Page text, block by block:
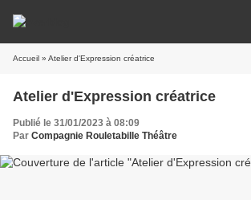
Accueil » Atelier d'Expression créatrice
Atelier d'Expression créatrice
Publié le 31/01/2023 à 08:09
Par Compagnie Rouletabille Théâtre